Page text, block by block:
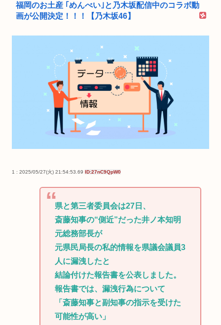
福岡のお土産 ｢めんべい｣と乃木坂配信中のコラボ動
画が公開決定！！！【乃木坂46】
1 : 2025/05/27(火) 21:54:53.69 ID:27nC9QpW0
県と第三者委員会は27日、
斎藤知事の“側近”だった井ノ本知明
元総務部長が
元県民局長の私的情報を県議会議員3
人に漏洩したと
結論付けた報告書を公表しました。
報告書では、漏洩行為について
「斎藤知事と副知事の指示を受けた
可能性が高い」